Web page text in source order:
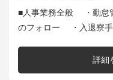
■人事業務全般 ・勤怠
のフォロー ・入退寮
詳細